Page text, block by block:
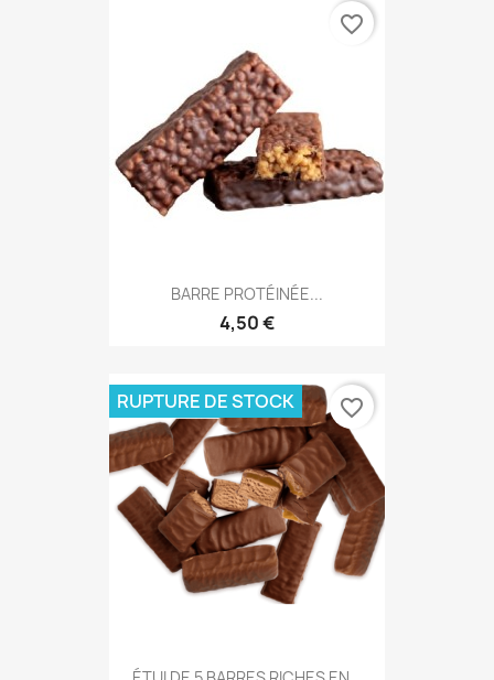
BARRE PROTÉINÉE...
4,50 €
favorite_border
RUPTURE DE STOCK favorite_border